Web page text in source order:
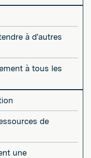
à d'autres
à tous les
de
une